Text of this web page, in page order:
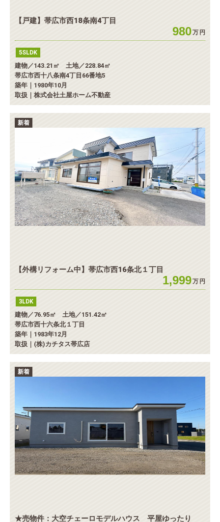
【戸建】帯広市西18条南4丁目
980万 円
5SLDK
建物／143.21㎡ 土地／228.84㎡
帯広市西十八条南4丁目66番地5
築年｜1980年10月
取扱｜株式会社土屋ホーム不動産
新着
【外構リフォーム中】帯広市西16条北１丁目
1,999万 円
3LDK
建物／76.95㎡ 土地／151.42㎡
帯広市西十六条北１丁目
築年｜1983年12月
取扱｜(株)カチタス帯広店
新着
★売物件：大空チェーロモデルハウス 平屋ゆったり